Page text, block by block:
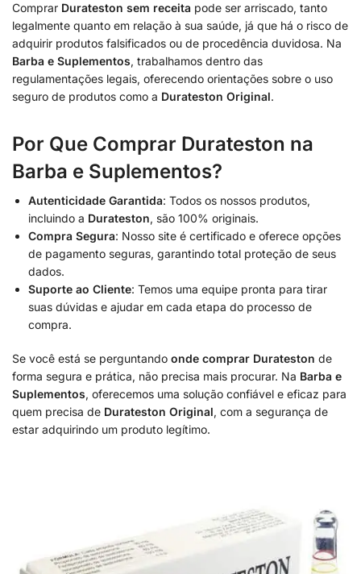
Comprar Durateston sem receita pode ser arriscado, tanto
legalmente quanto em relação à sua saúde, já que há o risco de
adquirir produtos falsificados ou de procedência duvidosa. Na
Barba e Suplementos, trabalhamos dentro das
regulamentações legais, oferecendo orientações sobre o uso
seguro de produtos como a Durateston Original.
Por Que Comprar Durateston na
Barba e Suplementos?
Autenticidade Garantida: Todos os nossos produtos,
incluindo a Durateston, são 100% originais.
Compra Segura: Nosso site é certificado e oferece opções
de pagamento seguras, garantindo total proteção de seus
dados.
Suporte ao Cliente: Temos uma equipe pronta para tirar
suas dúvidas e ajudar em cada etapa do processo de
compra.
Se você está se perguntando onde comprar Durateston de
forma segura e prática, não precisa mais procurar. Na Barba e
Suplementos, oferecemos uma solução confiável e eficaz para
quem precisa de Durateston Original, com a segurança de
estar adquirindo um produto legítimo.